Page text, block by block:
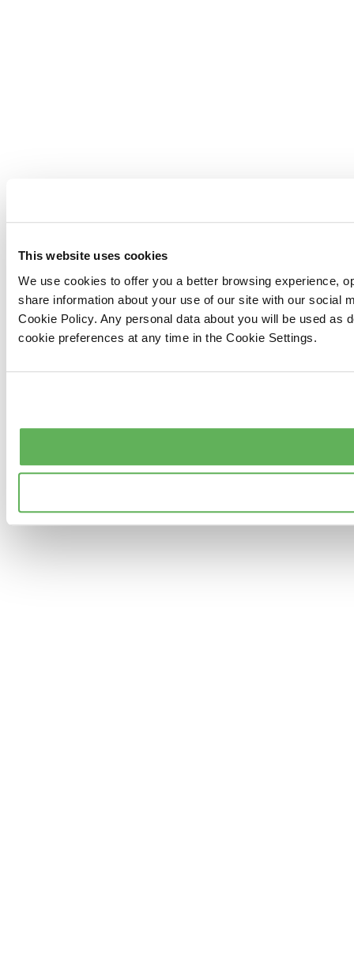
This website uses cookies
We use cookies to offer you a better browsing experience,
share information about your use of our site with our social
Cookie Policy. Any personal data about you will be used as
cookie preferences at any time in the Cookie Settings.